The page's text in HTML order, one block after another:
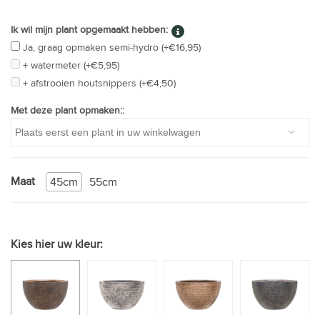
Ik wil mijn plant opgemaakt hebben:
Ja, graag opmaken semi-hydro (+€16,95)
+ watermeter (+€5,95)
+ afstrooien houtsnippers (+€4,50)
Met deze plant opmaken::
Maat 45cm 55cm
Kies hier uw kleur: